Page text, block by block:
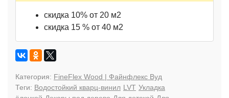
скидка 10% от 20 м2
скидка 15 % от 40 м2
Категория: FineFlex Wood | Файнфлекс Вуд
Теги: Водостойкий кварц-винил LVT Укладка